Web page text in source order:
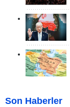
Son Haberler